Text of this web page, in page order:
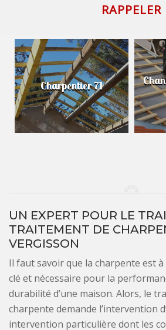
Charpentier 71
UN EXPERT POUR LE
TRAITEMENT DE
VERGISSON
Il faut savoir que la charpente est
clé et nécessaire pour la
durabilité d’une maison. Alors, le
charpente demande l’intervention
intervention particulière dont les